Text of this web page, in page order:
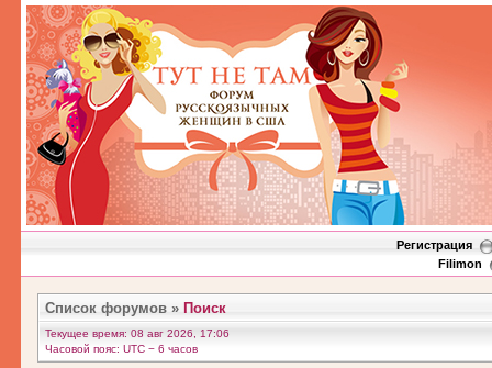
Регистрация
Filimon
Список форумов » Поиск
Текущее время: 08 авг 2026, 17:06
Часовой пояс: UTC − 6 часов